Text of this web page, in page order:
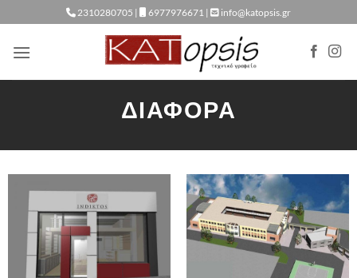
στο
περιεχόμενο
2310280705 | 6977976671 | info@katopsis.gr
ΔΙΑΦΟΡΑ